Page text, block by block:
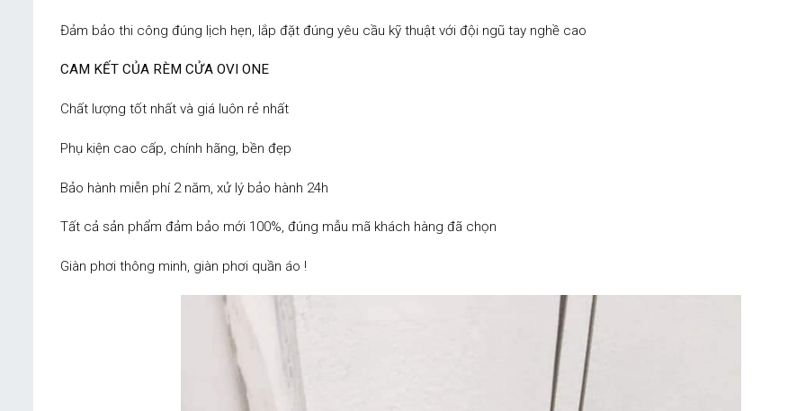
Đảm bảo thi công đúng lịch hẹn, lắp đặt đúng yêu cầu kỹ thuật với đội ngũ tay nghề cao
CAM KẾT CỦA RÈM CỬA OVI ONE
Chất lượng tốt nhất và giá luôn rẻ nhất
Phụ kiện cao cấp, chính hãng, bền đẹp
Bảo hành miễn phí 2 năm, xử lý bảo hành 24h
Tất cả sản phẩm đảm bảo mới 100%, đúng mẫu mã khách hàng đã chọn
Giàn phơi thông minh, giàn phơi quần áo !